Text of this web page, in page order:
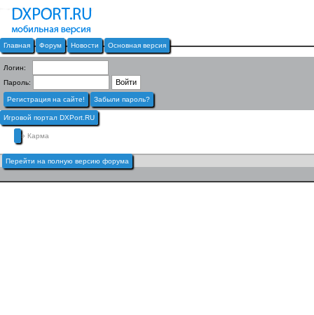
Главная Форум Новости Основная версия
Логин:
Пароль:
Регистрация на сайте! Забыли пароль?
Игровой портал DXPort.RU
» Карма
Перейти на полную версию форума